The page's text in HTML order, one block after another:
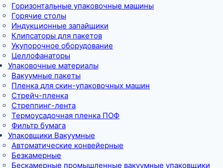
Горизонтальные упаковочные машины
Горячие столы
Индукционные запайщики
Клипсаторы для пакетов
Укупорочное оборудование
Целлофанаторы
Упаковочные материалы
Вакуумные пакеты
Пленка для скин-упаковочных машин
Стрейч-пленка
Стреппинг-лента
Термоусадочная пленка ПОФ
Фильтр бумага
Упаковщики Вакуумные
Автоматические конвейерные
Безкамерные
Бескамерные промышленные вакуумные упаковщики